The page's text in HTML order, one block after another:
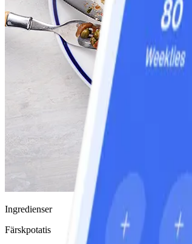
Ingredienser
Färskpotatis